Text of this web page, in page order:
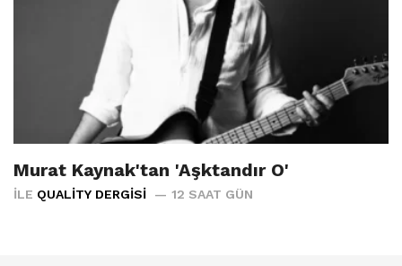
Murat Kaynak'tan 'Aşktandır O'
İLE QUALITY DERGISI 12 SAAT GÜN